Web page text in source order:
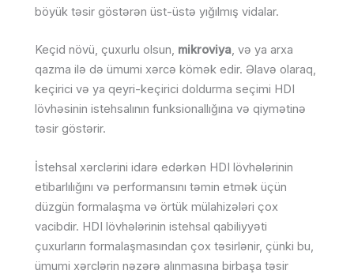
böyük təsir göstərən üst-üstə yığılmış vidalar.
Keçid növü, çuxurlu olsun, mikroviya, və ya arxa
qazma ilə də ümumi xərcə kömək edir. Əlavə olaraq,
keçirici və ya qeyri-keçirici doldurma seçimi HDI
lövhəsinin istehsalının funksionallığına və qiymətinə
təsir göstərir.
İstehsal xərclərini idarə edərkən HDI lövhələrinin
etibarlılığını və performansını təmin etmək üçün
düzgün formalaşma və örtük mülahizələri çox
vacibdir. HDI lövhələrinin istehsal qabiliyyəti
çuxurların formalaşmasından çox təsirlənir, çünki bu,
ümumi xərclərin nəzərə alınmasına birbaşa təsir